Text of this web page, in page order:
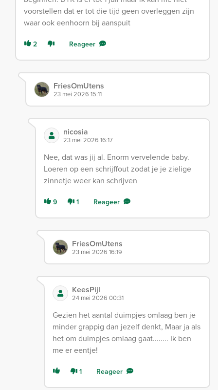
voorstellen dat er tot die tijd geen overleggen zijn
waar ook eenhoorn bij aanspuit
2 Reageer
FriesOmUtens
23 mei 2026 15:11
nicosia
23 mei 2026 16:17
Nee, dat was jij al. Enorm vervelende baby.
Loeren op een schrijffout zodat je je zielige
zinnetje weer kan schrijven
9 1 Reageer
FriesOmUtens
23 mei 2026 16:19
KeesPijl
24 mei 2026 00:31
Gezien het aantal duimpjes omlaag ben je
minder grappig dan jezelf denkt, Maar ja als
het om duimpjes omlaag gaat........ Ik ben
me er eentje!
1 Reageer